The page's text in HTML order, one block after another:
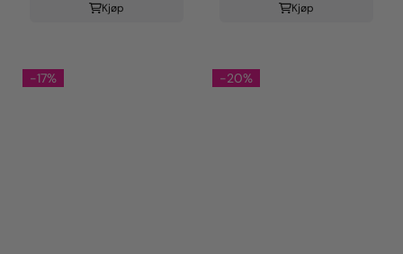
Kjøp Kjøp
-17% -20%